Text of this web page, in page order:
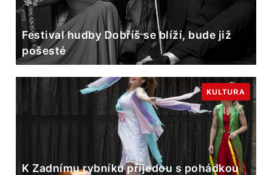
Festival hudby Dobříš se blíží, bude již
pošesté
K Zadnímu rybníku přijedou s pohádkou
KULTURA